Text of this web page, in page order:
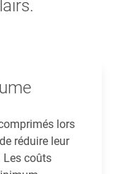
lors
réduire leur
Les coûts